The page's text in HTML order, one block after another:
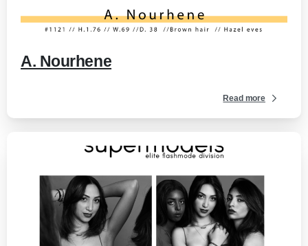
A. Nourhene
Read more